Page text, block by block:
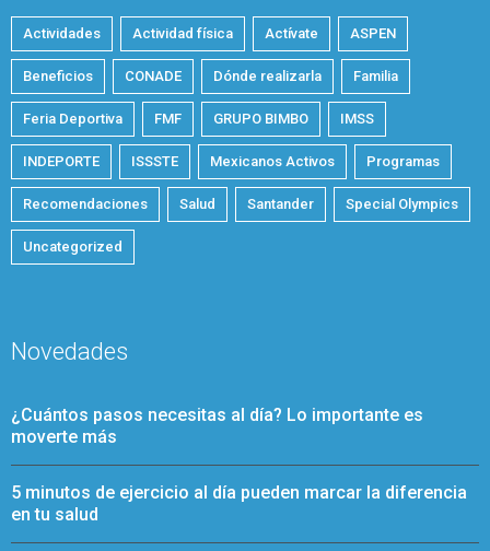
Actividades Actividad física Actívate ASPEN
Beneficios CONADE Dónde realizarla Familia
Feria Deportiva FMF GRUPO BIMBO IMSS
INDEPORTE ISSSTE Mexicanos Activos Programas
Recomendaciones Salud Santander Special Olympics
Uncategorized
Novedades
¿Cuántos pasos necesitas al día? Lo importante es
moverte más
5 minutos de ejercicio al día pueden marcar la diferencia
en tu salud